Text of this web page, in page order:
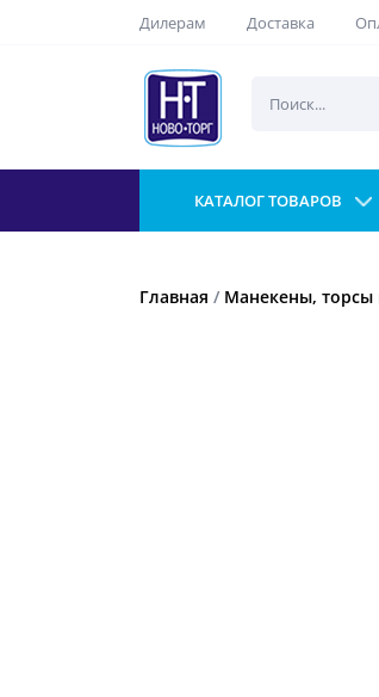
Дилерам Доставка
КАТАЛОГ ТОВАРОВ
Главная / Манекены,